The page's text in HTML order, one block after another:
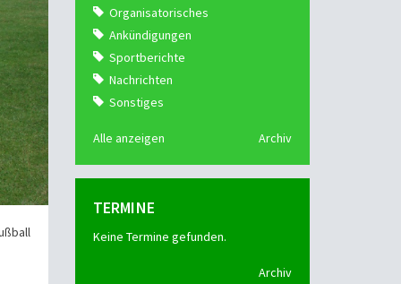
Organisatorisches
Ankündigungen
Sportberichte
Nachrichten
Sonstiges
Alle anzeigen Archiv
TERMINE
Keine Termine gefunden.
Archiv